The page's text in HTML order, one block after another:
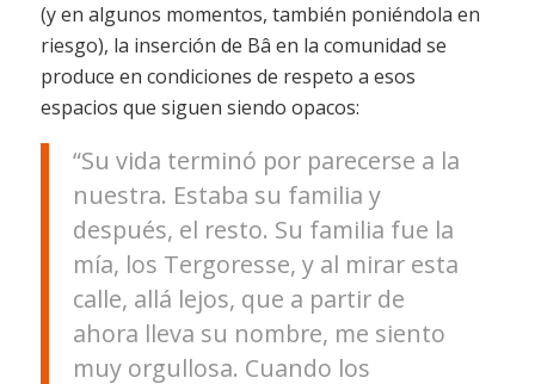
(y en algunos momentos, también poniéndola en
riesgo), la inserción de Bâ en la comunidad se
produce en condiciones de respeto a esos
espacios que siguen siendo opacos:
“Su vida terminó por parecerse a la
nuestra. Estaba su familia y
después, el resto. Su familia fue la
mía, los Tergoresse, y al mirar esta
calle, allá lejos, que a partir de
ahora lleva su nombre, me siento
muy orgullosa. Cuando los